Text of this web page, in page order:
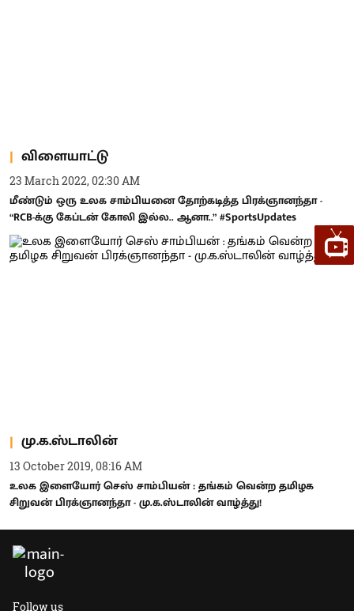
விளையாட்டு
23 March 2022, 02:30 AM
மீண்டும் ஒரு உலக சாம்பியனை தோற்கடித்த பிரக்ஞானந்தா -
“RCB-க்கு கேப்டன் கோலி இல்ல.. ஆனா..” #SportsUpdates
மு.க.ஸ்டாலின்
13 October 2019, 08:16 AM
உலக இளையோர் செஸ் சாம்பியன் : தங்கம் வென்ற தமிழக
சிறுவன் பிரக்ஞானந்தா - மு.க.ஸ்டாலின் வாழ்த்து!
Follow us